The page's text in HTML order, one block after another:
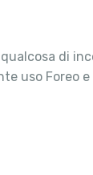
di
uso Foreo